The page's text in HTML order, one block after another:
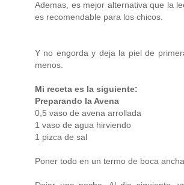
Ademas, es mejor alternativa que la
es recomendable para los chicos.
Y no engorda y deja la piel de
menos.
Mi receta es la siguiente:
Preparando la Avena
0,5 vaso de avena arrollada
1 vaso de agua hirviendo
1 pizca de sal
Poner todo en un termo de boca